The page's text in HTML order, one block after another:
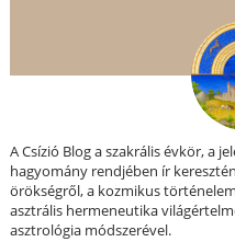
A Csízió Blog a szakrális évkör, a
hagyomány rendjében ír
örökségről, a kozmikus
asztrális hermeneutika
asztrológia módszerével.